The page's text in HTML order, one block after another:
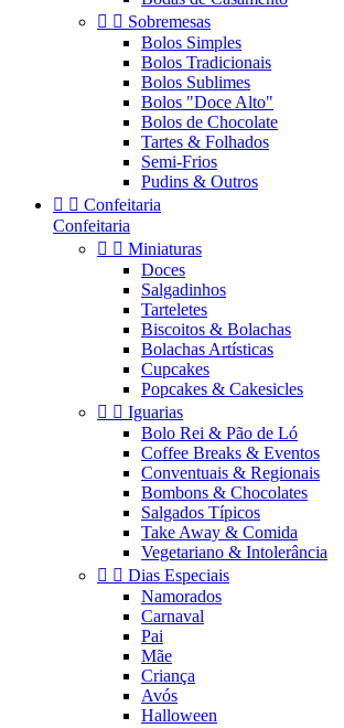
  Sobremesas
Bolos Simples
Bolos Tradicionais
Bolos Sublimes
Bolos "Doce Alto"
Bolos de Chocolate
Tartes & Folhados
Semi-Frios
Pudins & Outros
  Confeitaria
Confeitaria
  Miniaturas
Doces
Salgadinhos
Tarteletes
Biscoitos & Bolachas
Bolachas Artísticas
Cupcakes
Popcakes & Cakesicles
  Iguarias
Bolo Rei & Pão de Ló
Coffee Breaks & Eventos
Conventuais & Regionais
Bombons & Chocolates
Salgados Típicos
Take Away & Comida
Vegetariano & Intolerância
  Dias Especiais
Namorados
Carnaval
Pai
Mãe
Criança
Avós
Halloween